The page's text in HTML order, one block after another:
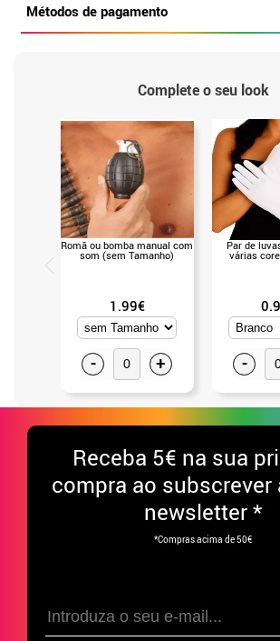
Métodos de pagamento
Complete o seu look
Romã ou bomba manual com
som (sem Tamanho)
1.99€
- +
Par de
várias
-
Receba 5€ na sua
compra ao subscrever
newsletter *
*Compras acima de 50€